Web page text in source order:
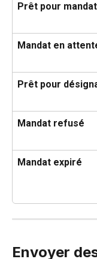
Prêt pour mandat
Mandat en
Prêt pour
Mandat refusé
Mandat expiré
Envoyer